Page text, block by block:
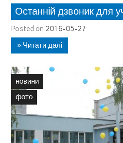
Останній дзвоник для
Posted on 2016-05-27
» Читати далі
новини
фото